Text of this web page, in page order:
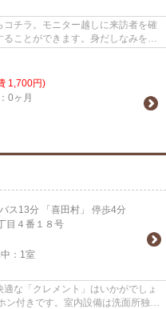
チラ。モニター越しに来訪者を確
ことができます。身だしなみを整
1,700円)
0ヶ月
バス13分 「喜田村」 停歩4分
目４番１８号
： 1室
な「クレメント」はいかがでしょ
ン付きです。室内設備は洗面所独